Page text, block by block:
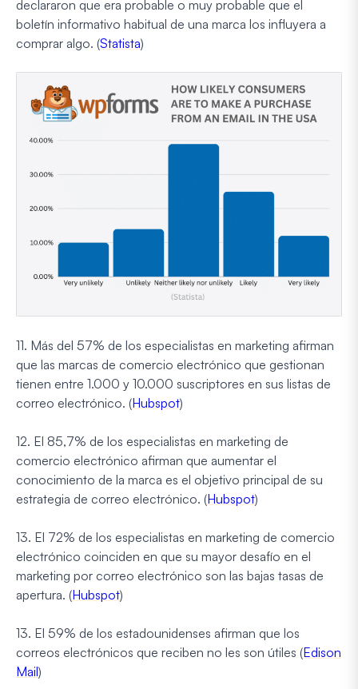
declararon que era probable o muy probable que el
boletín informativo habitual de una marca los influyera a
comprar algo. (Statista)
11. Más del 57% de los especialistas en marketing afirman
que las marcas de comercio electrónico que gestionan
tienen entre 1.000 y 10.000 suscriptores en sus listas de
correo electrónico. (Hubspot)
12. El 85,7% de los especialistas en marketing de
comercio electrónico afirman que aumentar el
conocimiento de la marca es el objetivo principal de su
estrategia de correo electrónico. (Hubspot)
13. El 72% de los especialistas en marketing de comercio
electrónico coinciden en que su mayor desafío en el
marketing por correo electrónico son las bajas tasas de
apertura. (Hubspot)
13. El 59% de los estadounidenses afirman que los
correos electrónicos que reciben no les son útiles (Edison
Mail)